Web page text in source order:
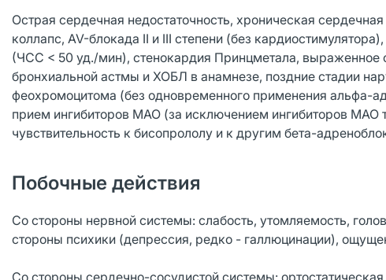
Острая сердечная недостаточность, хроническая
коллапс, AV-блокада II и III степени (без
(ЧСС < 50 уд./мин), стенокардия Принцметала,
бронхиальной астмы и ХОБЛ в анамнезе, поздние стадии
феохромоцитома (без одновременного применения альфа-
прием ингибиторов МАО (за исключением ингибиторов МАО
чувствительность к бисопрололу и к другим бета-
Побочные действия
Со стороны нервной системы: слабость, утомляемость,
стороны психики (депрессия, редко - галлюцинации),
Со стороны сердечно-сосудистой системы: